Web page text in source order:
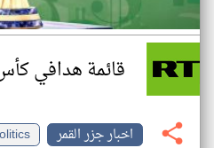
قائمة هدافي كأس
اخبار جزر القمر